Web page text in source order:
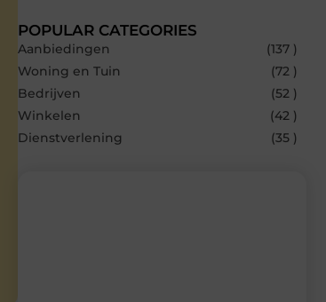
POPULAR CATEGORIES
Aanbiedingen
(137 )
Woning en Tuin
(72 )
Bedrijven
(52 )
Winkelen
(42 )
Dienstverlening
(35 )